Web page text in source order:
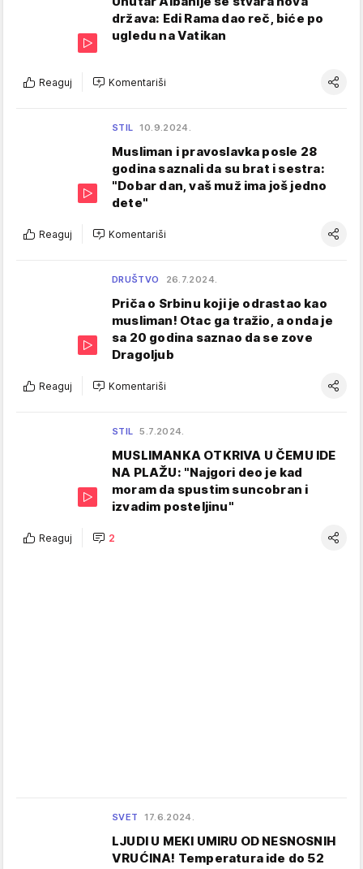
država: Edi Rama dao reč, biće po
ugledu na Vatikan
Reaguj Komentariši
STIL 10.9.2024.
Musliman i pravoslavka posle 28
godina saznali da su brat i sestra:
"Dobar dan, vaš muž ima još jedno
dete"
Reaguj Komentariši
DRUŠTVO 26.7.2024.
Priča o Srbinu koji je odrastao kao
musliman! Otac ga tražio, a onda je
sa 20 godina saznao da se zove
Dragoljub
Reaguj Komentariši
STIL 5.7.2024.
MUSLIMANKA OTKRIVA U ČEMU IDE
NA PLAŽU: "Najgori deo je kad
moram da spustim suncobran i
izvadim posteljinu"
Reaguj 2
SVET 17.6.2024.
LJUDI U MEKI UMIRU OD NESNOSNIH
VRUĆINA! Temperatura ide do 52